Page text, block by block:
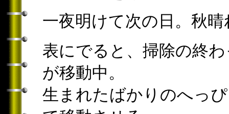
一夜明けて次の日。秋晴
表にでると、掃除の終
が移動中。
生まれたばかりのへっ